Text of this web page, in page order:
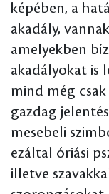
képében, a
akadály,
amelyekben
akadályokat is
mind még
gazdag
mesebeli
ezáltal óriási
illetve